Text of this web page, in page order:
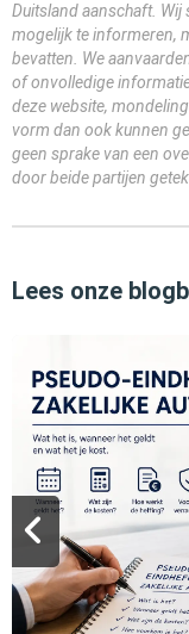
Duitsland aanschaft.
mogelijk te informeren,
bevatten. We
of onvolledige
deze website,
vorm dan ook kunnen
geen sprake van een
door beide partijen
Lees onze